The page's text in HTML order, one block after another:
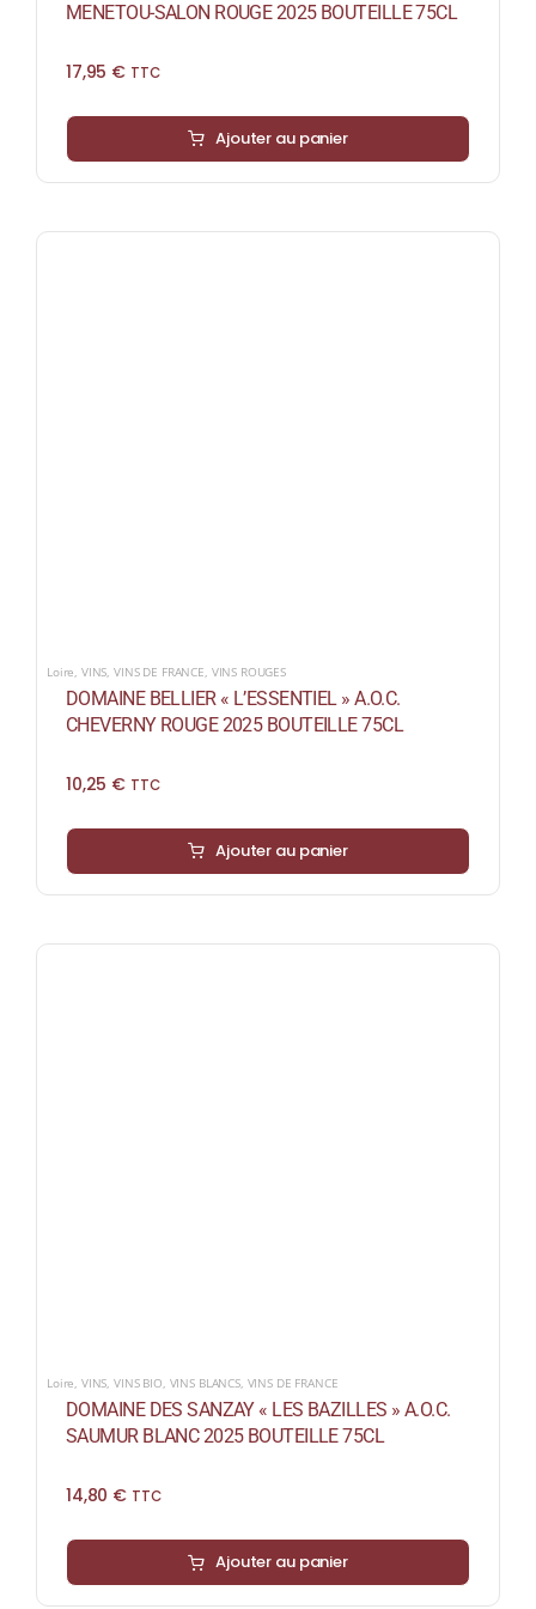
MENETOU-SALON ROUGE 2025 BOUTEILLE 75CL
17,95 € TTC
Ajouter au panier
Loire VINS ,VINS DE FRANCE VINS ROUGES
DOMAINE BELLIER « L’ESSENTIEL » A.O.C.
CHEVERNY ROUGE 2025 BOUTEILLE 75CL
10,25 € TTC
Ajouter au panier
Loire, VINS,VINS BIO, VINS BLANCS, VINS DE FRANCE
DOMAINE DES SANZAY « LES BAZILLES » A.O.C.
SAUMUR BLANC 2025 BOUTEILLE 75CL
14,80 € TTC
Ajouter au panier